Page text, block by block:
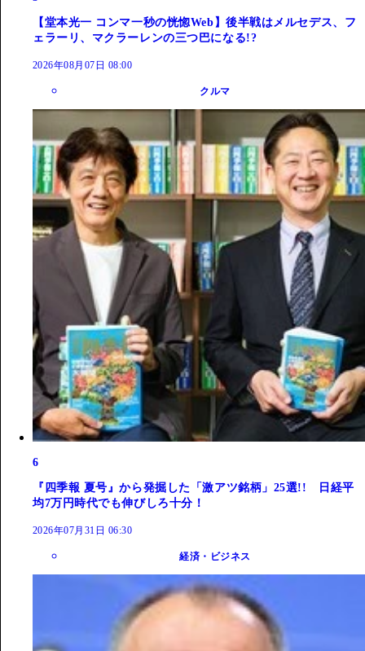
【堂本光一 コンマ一秒の恍惚Web】後半戦はメルセデス、フ
ェラーリ、マクラーレンの三つ巴になる!?
2026年08月07日 08:00
クルマ
6
『四季報 夏号』から発掘した「激アツ銘柄」25選!! 日経平
均7万円時代でも伸びしろ十分！
2026年07月31日 06:30
経済・ビジネス